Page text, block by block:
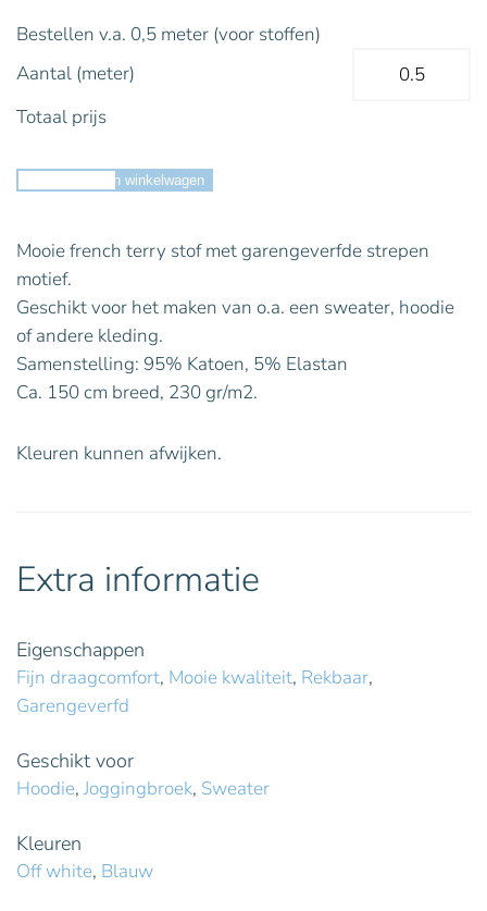
Bestellen v.a. 0,5 meter (voor stoffen)
Aantal (meter)
Totaal prijs
Toevoegen aan winkelwagen
Mooie french terry stof met garengeverfde strepen
motief.
Geschikt voor het maken van o.a. een sweater, hoodie
of andere kleding.
Samenstelling: 95% Katoen, 5% Elastan
Ca. 150 cm breed, 230 gr/m2.
Kleuren kunnen afwijken.
Extra informatie
Eigenschappen
Fijn draagcomfort, Mooie kwaliteit, Rekbaar,
Garengeverfd
Geschikt voor
Hoodie, Joggingbroek, Sweater
Kleuren
Off white, Blauw